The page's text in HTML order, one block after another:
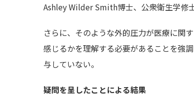
Ashley Wilder Smith博士、公衆衛生学修
さらに、そのような外的圧力が医療に関
感じるかを理解する必要があることを強
与していない。
疑問を呈したことによる結果